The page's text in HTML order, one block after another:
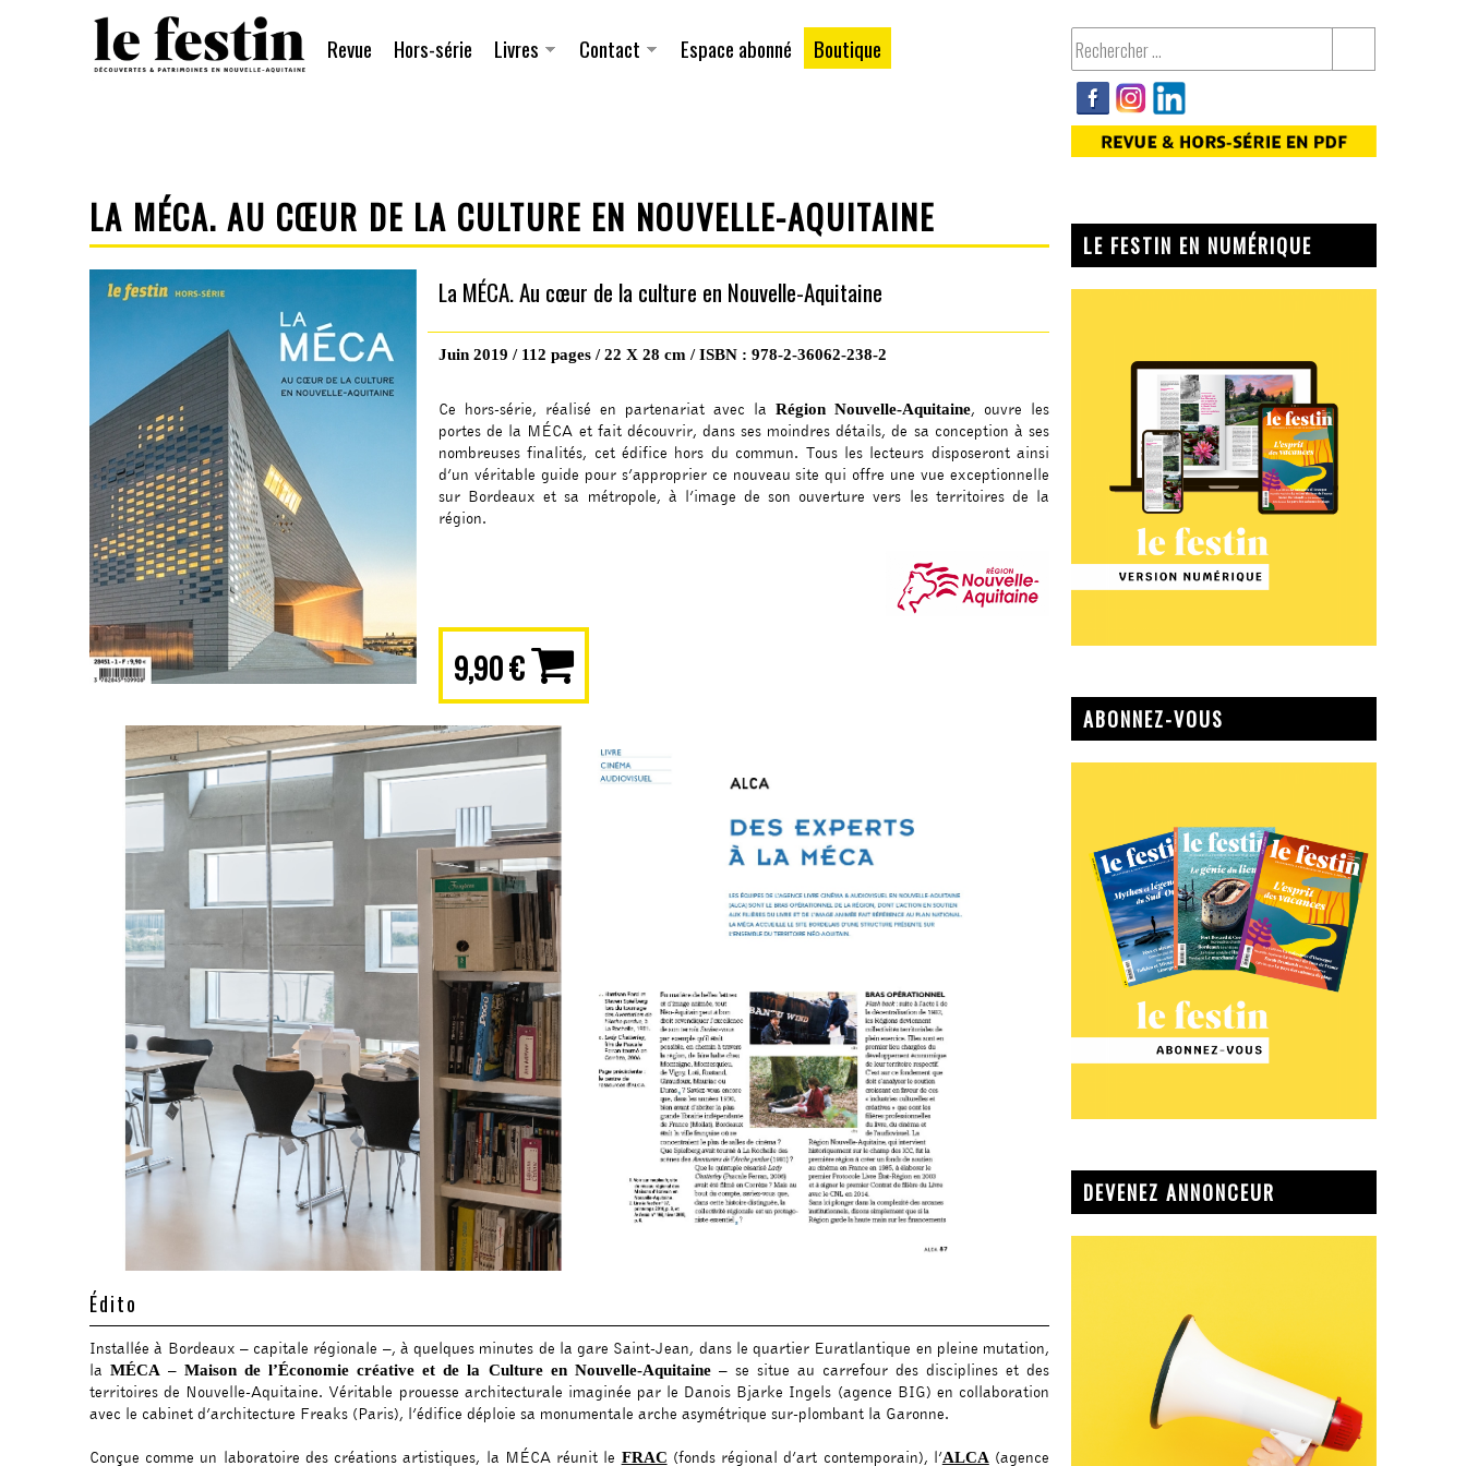
principal
Revue Hors-série Livres Contact Espace abonné Boutique
LA MÉCA. AU CŒUR DE LA CULTURE EN NOUVELLE-AQUITAINE
La MÉCA. Au cœur de la culture en Nouvelle-Aquitaine
Juin 2019 / 112 pages / 22 X 28 cm / ISBN : 978-2-36062-238-2
Ce hors-série, réalisé en partenariat avec la Région Nouvelle-Aquitaine, ouvre les
portes de la MÉCA et fait découvrir, dans ses moindres détails, de sa conception à ses
nombreuses finalités, cet édifice hors du commun. Tous les lecteurs disposeront ainsi
d’un véritable guide pour s’approprier ce nouveau site qui offre une vue exceptionnelle
sur Bordeaux et sa métropole, à l’image de son ouverture vers les territoires de la
région.
9,90 €
Édito
Installée à Bordeaux – capitale régionale –, à quelques minutes de la gare Saint-Jean, dans le quartier Euratlantique en pleine mutation,
laMÉCA –Maison de l’Économie créative et de la Culture en Nouvelle-Aquitaine– se situe au carrefour des disciplines et des
territoires de Nouvelle-Aquitaine. Véritable prouesse architecturale imaginée par le Danois Bjarke Ingels (agence BIG) en collaboration
avec le cabinet d’architecture Freaks (Paris), l’édifice déploie sa monumentale arche asymétrique sur-plombant la Garonne.
Conçue comme un laboratoire des créations artistiques, la MÉCA réunit le FRAC (fonds régional d’art contemporain), l’ALCA(agence
LE FESTIN EN NUMÉRIQUE
ABONNEZ-VOUS
DEVENEZ ANNONCEUR